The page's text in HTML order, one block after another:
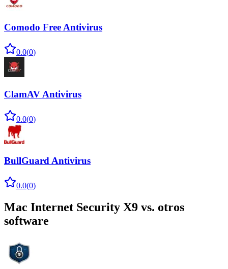
Comodo Free Antivirus
0.0(0)
ClamAV Antivirus
0.0(0)
BullGuard Antivirus
0.0(0)
Mac Internet Security X9 vs. otros
software